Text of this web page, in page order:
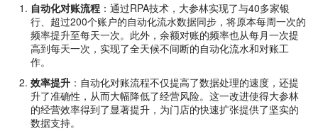
自动化对账流程 ：通过RPA技术，大参林实现了与40多家银
行、超过200个账户的自动化流水数据同步，将原本每周一次的
频率提升至每天一次。此外，余额对账的频率也从每月一次提
高到每天一次，实现了全天候不间断的自动化流水和对账工
作。
效率提升 ：自动化对账流程不仅提高了数据处理的速度，还提
升了准确性，从而大幅降低了经营风险。这一改进使得大参林
的经营效率得到了显著提升，为门店的快速扩张提供了坚实的
数据支持。